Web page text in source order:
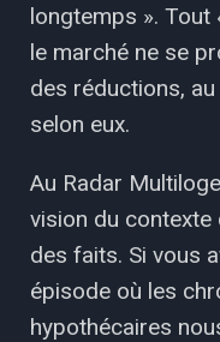
longtemps ».
le marché ne se
des réductions,
selon eux.
Au Radar
vision du contexte
des faits. Si vous
épisode où les
hypothécaires